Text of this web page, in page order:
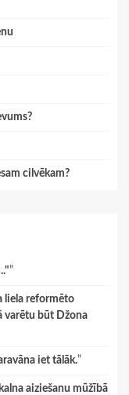
cilvēkam?
”
liela reformēto
varētu būt Džona
iet tālāk.”
aiziešanu mūžībā